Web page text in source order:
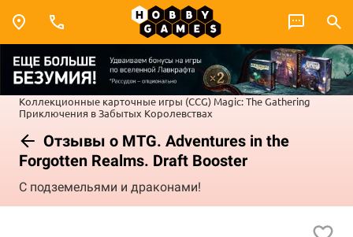
Коллекционные карточные игры (CCG) Magic: The Gathering
Приключения в Забытых Королевствах
Отзывы о MTG. Adventures in the
Forgotten Realms. Draft Booster
С подземельями и драконами!